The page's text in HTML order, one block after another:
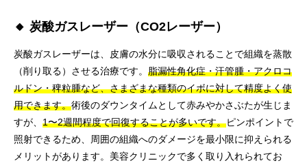
🔸 炭酸ガスレーザー（CO2レーザー）
炭酸ガスレーザーは、皮膚の水分に吸収されることで組織を蒸散
（削り取る）させる治療です。 脂漏性角化症・汗管腫・アクロコ
ルドン・稗粒腫など、さまざまな種類のイボに対して精度よく使
用できます。術後のダウンタイムとして赤みやかさぶたが生じま
すが、 1〜2週間程度で回復することが多いです。ピンポイントで
照射できるため、周囲の組織へのダメージを最小限に抑えられる
メリットがあります。美容クリニックで多く取り入れられてお